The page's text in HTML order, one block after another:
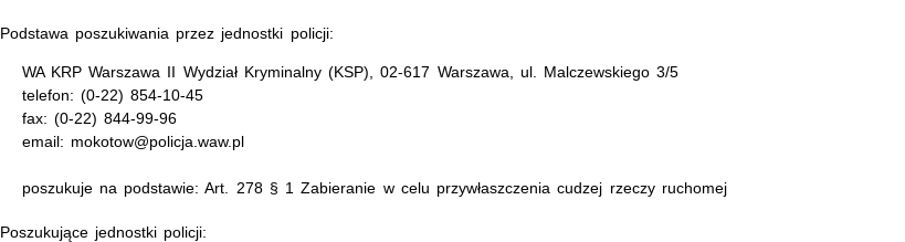
Podstawa poszukiwania przez jednostki policji:
WA KRP Warszawa II Wydział Kryminalny (KSP), 02-617 Warszawa, ul. Malczewskiego 3/5
telefon: (0-22) 854-10-45
fax: (0-22) 844-99-96
email: mokotow@policja.waw.pl
poszukuje na podstawie: Art. 278 § 1 Zabieranie w celu przywłaszczenia cudzej rzeczy ruchomej
Poszukujące jednostki policji: